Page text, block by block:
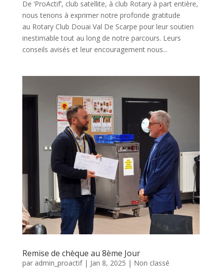
De ‘ProActif’, club satellite, à club Rotary à part entière,
nous tenons à exprimer notre profonde gratitude
au Rotary Club Douai Val De Scarpe pour leur soutien
inestimable tout au long de notre parcours. Leurs
conseils avisés et leur encouragement nous...
Remise de chèque au 8ème Jour
par admin_proactif| Jan 8, 2025 | Non classé